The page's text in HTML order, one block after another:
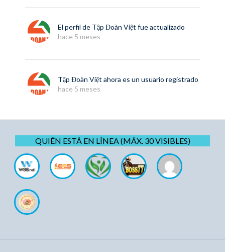
El perfil de Tập Đoàn Việt fue actualizado
hace 5 meses
Tập Đoàn Việt ahora es un usuario registrado
hace 5 meses
QUIÉN ESTÁ EN LÍNEA (MÁX. 30 VISIBLES)